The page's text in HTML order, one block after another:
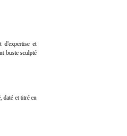
d'expertise et
buste sculpté
daté et titré en